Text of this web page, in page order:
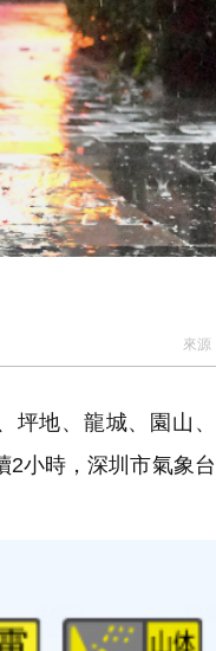
來源
坪地、龍城、園山
2小時，深圳市氣象